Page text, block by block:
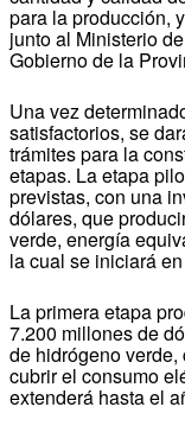
para la producción,
junto al Ministerio
Gobierno de la
Una vez
satisfactorios, se
trámites para la
etapas. La etapa
previstas, con una
dólares, que
verde, energía
la cual se iniciará
La primera etapa
7.200 millones de
de hidrógeno
cubrir el consumo
extenderá hasta el